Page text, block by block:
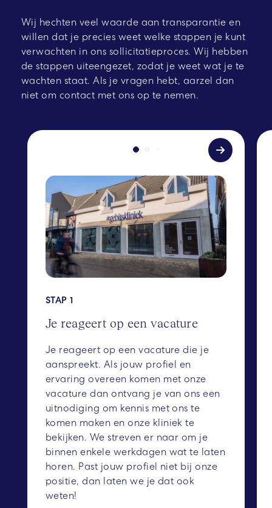
Wij hechten veel waarde aan transparantie en
willen dat je precies weet welke stappen je kunt
verwachten in ons sollicitatieproces. Wij hebben
de stappen uiteengezet, zodat je weet wat je te
wachten staat. Als je vragen hebt, aarzel dan
niet om contact met ons op te nemen.
STAP 1
Je reageert op een vacature
Je reageert op een vacature die je
aanspreekt. Als jouw profiel en
ervaring overeen komen met onze
vacature dan ontvang je van ons een
uitnodiging om kennis met ons te
komen maken en onze kliniek te
bekijken. We streven er naar om je
binnen enkele werkdagen wat te laten
horen. Past jouw profiel niet bij onze
positie, dan laten we je dat ook
weten!